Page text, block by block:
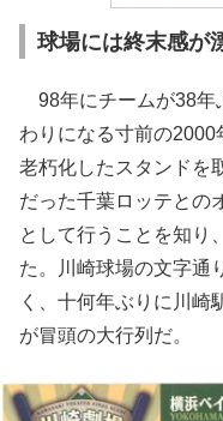
球場には終末感が
98年にチームが38年
わりになる寸前の
老朽化したスタンドを
だった千葉ロッテとの
として行うことを知り
た。川崎球場の文字通
く、十何年ぶりに川崎
が冒頭の大行列だ。